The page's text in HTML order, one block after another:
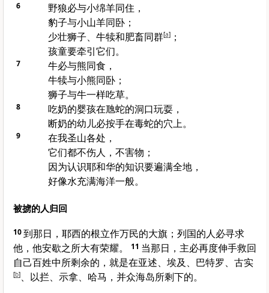
6
野狼必与小绵羊同住，
豹子与小山羊同卧；
少壮狮子、牛犊和肥畜同群[a]；
孩童要牵引它们。
7
牛必与熊同食，
牛犊与小熊同卧；
狮子与牛一样吃草。
8
吃奶的婴孩在虺蛇的洞口玩耍，
断奶的幼儿必按手在毒蛇的穴上。
9
在我圣山各处，
它们都不伤人，不害物；
因为认识耶和华的知识要遍满全地，
好像水充满海洋一般。
被掳的人归回
10到那日， 耶西的根立作万民的大旗；列国的人必寻求
他，他安歇之所大有荣耀。
11 当那日，主必再度伸手救回
自己百姓中所剩余的，就是在亚述、 埃及 、 巴特罗、 古实
[b]、 以拦、 示拿、 哈马 ，并众海岛所剩下的。